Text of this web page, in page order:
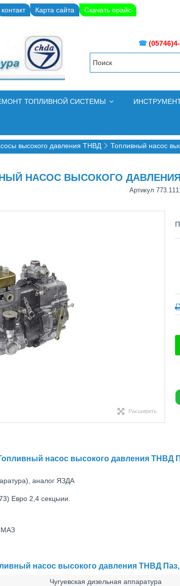
контакт Карта сайта Скачать прайс
☎
ТОПЛИВНОЙ СИСТЕМЫ
высокого давления ТНВД Топливный насос
НАСОС ВЫСОКОГО ДАВЛЕНИЯ
Артикул
Расширить
насос высокого давления ТНВД
аналог ЯЗДА
Евро 2,4 секцыии.
МАЗ
насос высокого давления ТНВД Паз,
Чугуевская дизельная аппаратура